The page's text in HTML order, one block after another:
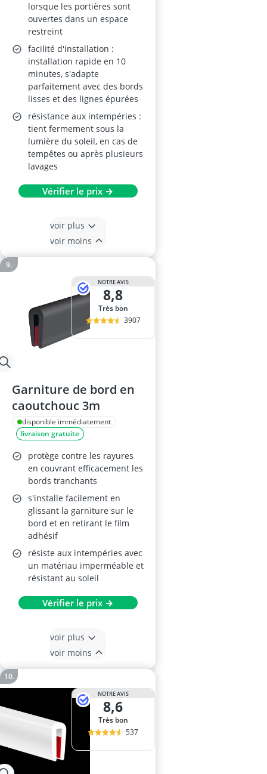
lorsque les portières sont
ouvertes dans un espace
restreint
facilité d'installation :
installation rapide en 10
minutes, s'adapte
parfaitement avec des bords
lisses et des lignes épurées
résistance aux intempéries :
tient fermement sous la
lumière du soleil, en cas de
tempêtes ou après plusieurs
lavages
Vérifier le prix →
voir plus
voir moins
NOTRE AVIS
8,8
Très bon
3907
Garniture de bord en
caoutchouc 3m
disponible immédiatement
livraison gratuite
protège contre les rayures
en couvrant efficacement les
bords tranchants
s'installe facilement en
glissant la garniture sur le
bord et en retirant le film
adhésif
résiste aux intempéries avec
un matériau imperméable et
résistant au soleil
Vérifier le prix →
voir plus
voir moins
NOTRE AVIS
8,6
Très bon
537